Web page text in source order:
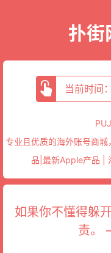
扑街
当前时间
专业且优质的海外账号商
品|最新Apple产品 |
如果你不懂得躲
责。